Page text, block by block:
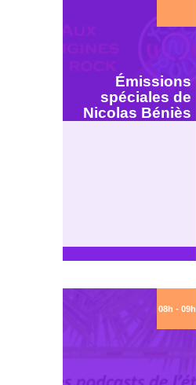
Émissions
spéciales de
Nicolas Béniès
08h - 09h